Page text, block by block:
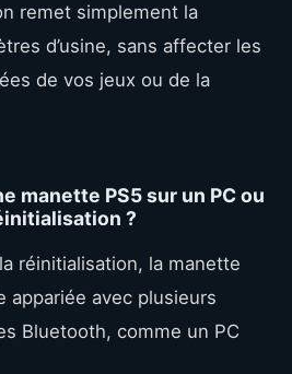
remet simplement la
d’usine, sans affecter les
de vos jeux ou de la
manette PS5 sur un PC ou
?
réinitialisation, la manette
appariée avec plusieurs
Bluetooth, comme un PC